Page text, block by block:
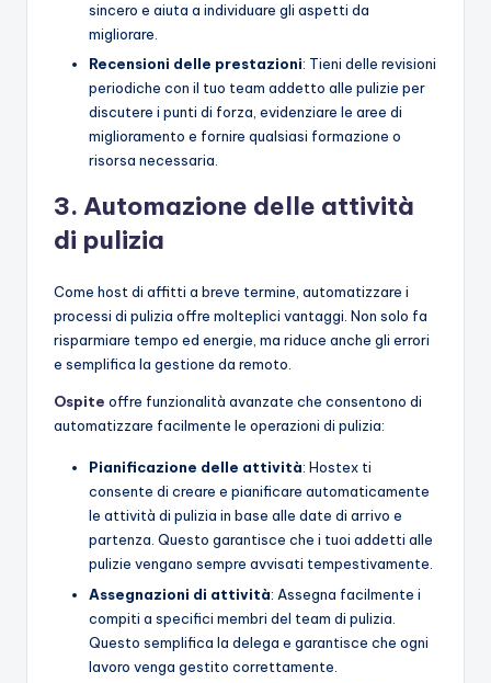
sincero e aiuta a individuare gli aspetti da
migliorare.
Recensioni delle prestazioni: Tieni delle revisioni
periodiche con il tuo team addetto alle pulizie per
discutere i punti di forza, evidenziare le aree di
miglioramento e fornire qualsiasi formazione o
risorsa necessaria.
3. Automazione delle attività
di pulizia
Come host di affitti a breve termine, automatizzare i
processi di pulizia offre molteplici vantaggi. Non solo fa
risparmiare tempo ed energie, ma riduce anche gli errori
e semplifica la gestione da remoto.
Ospite offre funzionalità avanzate che consentono di
automatizzare facilmente le operazioni di pulizia:
Pianificazione delle attività: Hostex ti
consente di creare e pianificare automaticamente
le attività di pulizia in base alle date di arrivo e
partenza. Questo garantisce che i tuoi addetti alle
pulizie vengano sempre avvisati tempestivamente.
Assegnazioni di attività: Assegna facilmente i
compiti a specifici membri del team di pulizia.
Questo semplifica la delega e garantisce che ogni
lavoro venga gestito correttamente.